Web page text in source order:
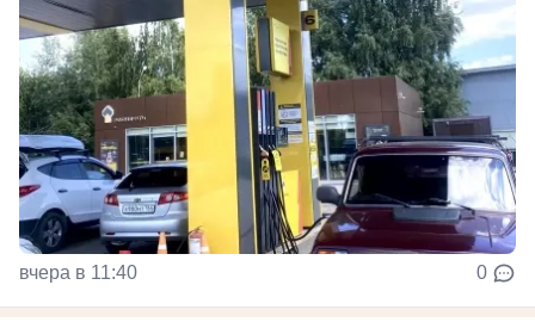
вчера в 11:40 0